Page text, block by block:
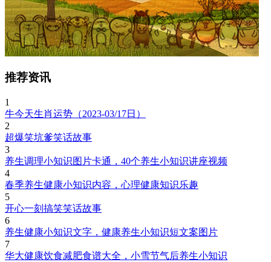
推荐资讯
1
牛今天生肖运势（2023-03/17日）
2
超爆笑坑爹笑话故事
3
养生调理小知识图片卡通，40个养生小知识讲座视频
4
春季养生健康小知识内容，心理健康知识乐趣
5
开心一刻搞笑笑话故事
6
养生健康小知识文字，健康养生小知识短文案图片
7
华大健康饮食减肥食谱大全，小雪节气后养生小知识